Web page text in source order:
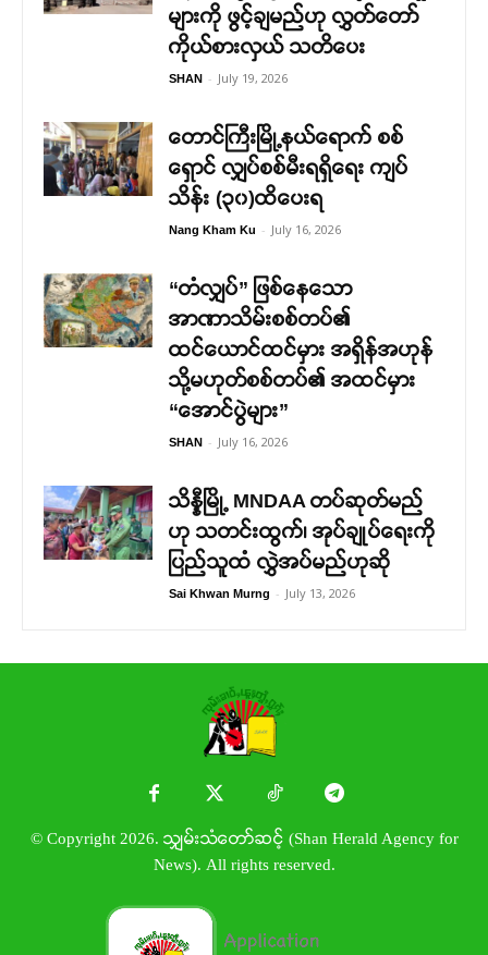
များကို ဖွင့်ချမည်ဟု လွှတ်တော်
ကိုယ်စားလှယ် သတိပေး
SHAN - July 19, 2026
တောင်ကြီးမြို့နယ်ရောက် စစ်
ရှောင် လျှပ်စစ်မီးရရှိရေး ကျပ်
သိန်း (၃၀)ထိပေးရ
Nang Kham Ku - July 16, 2026
“တံလျှပ်” ဖြစ်နေသော
အာဏာသိမ်းစစ်တပ်၏
ထင်ယောင်ထင်မှား အရှိန်အဟုန်
သို့မဟုတ်စစ်တပ်၏ အထင်မှား
“အောင်ပွဲများ”
SHAN - July 16, 2026
သိန္နီမြို့ MNDAA တပ်ဆုတ်မည်
ဟု သတင်းထွက်၊ အုပ်ချုပ်ရေးကို
ပြည်သူထံ လွှဲအပ်မည်ဟုဆို
Sai Khwan Murng - July 13, 2026
© Copyright 2026. သျှမ်းသံတော်ဆင့် (Shan Herald Agency for
News). All rights reserved.